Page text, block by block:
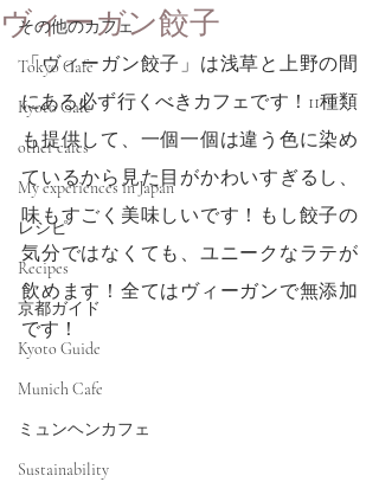
その他のカフェ
Tokyo Cafe
Kyoto Cafe
other cafes
My experiences in Japan
レシピ
Recipes
京都ガイド
Kyoto Guide
Munich Cafe
ミュンヘンカフェ
Sustainability
ヴィーガン餃子
「ヴィーガン餃子」は浅草と上野の間
にある必ず行くべきカフェです！11種類
も提供して、一個一個は違う色に染め
ているから見た目がかわいすぎるし、
味もすごく美味しいです！もし餃子の
気分ではなくても、ユニークなラテが
飲めます！全てはヴィーガンで無添加
です！